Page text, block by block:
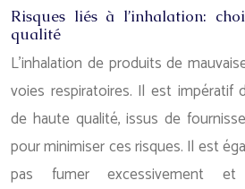
Risques liés à l’inhalation:
qualité
L’inhalation de produits de
voies respiratoires. Il est impératif
de haute qualité, issus de
pour minimiser ces risques. Il est
pas fumer excessivement